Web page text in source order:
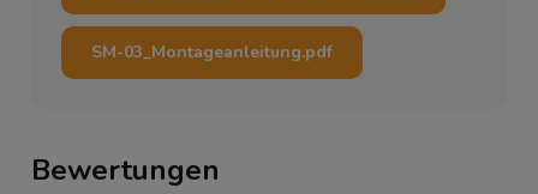
SM-03_Montageanleitung.pdf
Bewertungen